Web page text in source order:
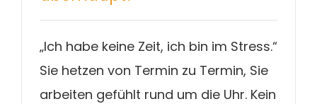
„Ich habe keine Zeit, ich bin im Stress.“
Sie hetzen von Termin zu Termin, Sie
arbeiten gefühlt rund um die Uhr. Kein